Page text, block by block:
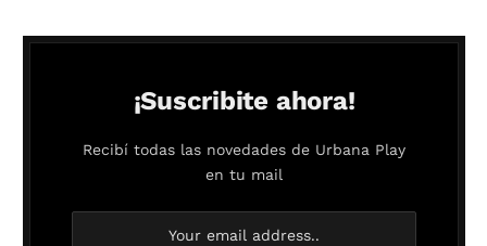
¡Suscribite ahora!
Recibí todas las novedades de Urbana Play
en tu mail